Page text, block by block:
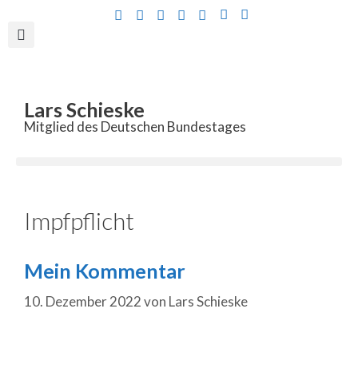
Lars Schieske
Mitglied des Deutschen Bundestages
Impfpflicht
Mein Kommentar
10. Dezember 2022von Lars Schieske